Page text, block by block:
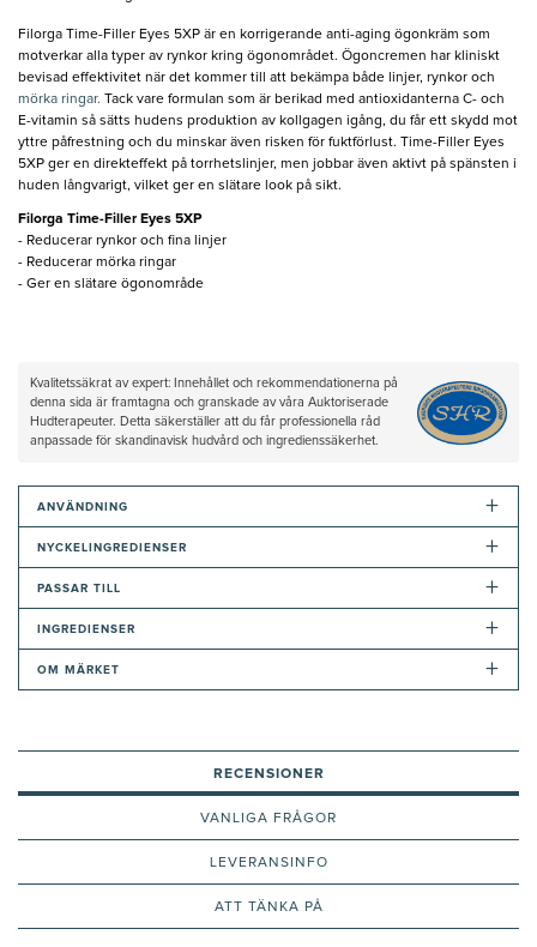
Filorga Time-Filler Eyes 5XP är en korrigerande anti-aging ögonkräm som
motverkar alla typer av rynkor kring ögonområdet. Ögoncremen har kliniskt
bevisad effektivitet när det kommer till att bekämpa både linjer, rynkor och
mörka ringar. Tack vare formulan som är berikad med antioxidanterna C- och
E-vitamin så sätts hudens produktion av kollgagen igång, du får ett skydd mot
yttre påfrestning och du minskar även risken för fuktförlust. Time-Filler Eyes
5XP ger en direkteffekt på torrhetslinjer, men jobbar även aktivt på spänsten i
huden långvarigt, vilket ger en slätare look på sikt.
Filorga Time-Filler Eyes 5XP
- Reducerar rynkor och fina linjer
- Reducerar mörka ringar
- Ger en slätare ögonområde
Kvalitetssäkrat av expert: Innehållet och rekommendationerna på
denna sida är framtagna och granskade av våra Auktoriserade
Hudterapeuter. Detta säkerställer att du får professionella råd
anpassade för skandinavisk hudvård och ingredienssäkerhet.
ANVÄNDNING +
NYCKELINGREDIENSER +
PASSAR TILL +
INGREDIENSER +
OM MÄRKET +
RECENSIONER
VANLIGA FRÅGOR
LEVERANSINFO
ATT TÄNKA PÅ